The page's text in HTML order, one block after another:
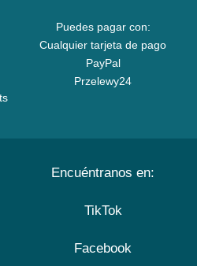
Puedes pagar con:
Cualquier tarjeta de pago
PayPal
Przelewy24
Encuéntranos en:
TikTok
Facebook